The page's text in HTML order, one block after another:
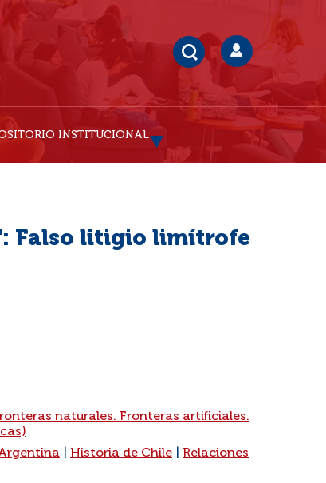
INSTITUCIONAL
Falso litigio limítrofe
naturales. Fronteras artificiales.
Historia de Chile
Relaciones